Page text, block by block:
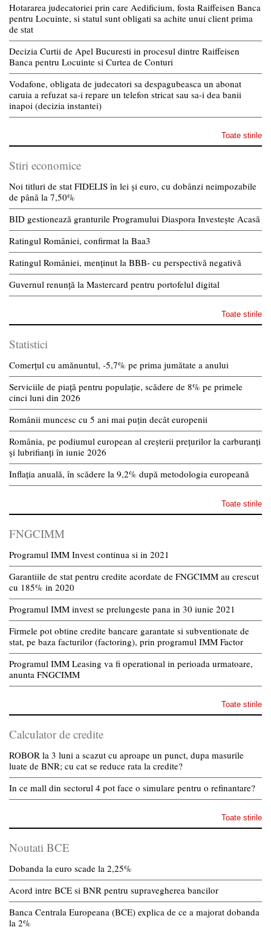
Hotararea judecatoriei prin care Aedificium, fosta Raiffeisen Banca
pentru Locuinte, si statul sunt obligati sa achite unui client prima
de stat
Decizia Curtii de Apel Bucuresti in procesul dintre Raiffeisen
Banca pentru Locuinte si Curtea de Conturi
Vodafone, obligata de judecatori sa despagubeasca un abonat
caruia a refuzat sa-i repare un telefon stricat sau sa-i dea banii
inapoi (decizia instantei)
Toate stirile
Stiri economice
Noi titluri de stat FIDELIS în lei și euro, cu dobânzi neimpozabile
de pânã la 7,50%
BID gestionează granturile Programului Diaspora Investește Acasă
Ratingul României, confirmat la Baa3
Ratingul României, menținut la BBB- cu perspectivă negativă
Guvernul renunță la Mastercard pentru portofelul digital
Toate stirile
Statistici
Comerțul cu amănuntul, -5,7% pe prima jumătate a anului
Serviciile de piață pentru populație, scădere de 8% pe primele
cinci luni din 2026
Românii muncesc cu 5 ani mai puțin decât europenii
România, pe podiumul european al creșterii prețurilor la carburanți
și lubrifianți în iunie 2026
Inflația anuală, în scădere la 9,2% după metodologia europeană
Toate stirile
FNGCIMM
Programul IMM Invest continua si in 2021
Garantiile de stat pentru credite acordate de FNGCIMM au crescut
cu 185% in 2020
Programul IMM invest se prelungeste pana in 30 iunie 2021
Firmele pot obtine credite bancare garantate si subventionate de
stat, pe baza facturilor (factoring), prin programul IMM Factor
Programul IMM Leasing va fi operational in perioada urmatoare,
anunta FNGCIMM
Toate stirile
Calculator de credite
ROBOR la 3 luni a scazut cu aproape un punct, dupa masurile
luate de BNR; cu cat se reduce rata la credite?
In ce mall din sectorul 4 pot face o simulare pentru o refinantare?
Toate stirile
Noutati BCE
Dobanda la euro scade la 2,25%
Acord intre BCE si BNR pentru supravegherea bancilor
Banca Centrala Europeana (BCE) explica de ce a majorat dobanda
la 2%